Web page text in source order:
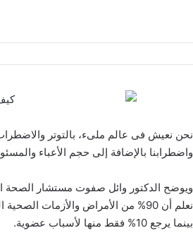
نحن نعيش فى عالم ملىء، بالتوتر
واضطرابنا بالإضافة إلى حجم الأعباء
ويوضح الدكتور وائل صفوت مستشار الصحة
نعلم أن 90% من الأمراض والأزمات
بينما يرجع 10% فقط منها لأسباب عضوية.